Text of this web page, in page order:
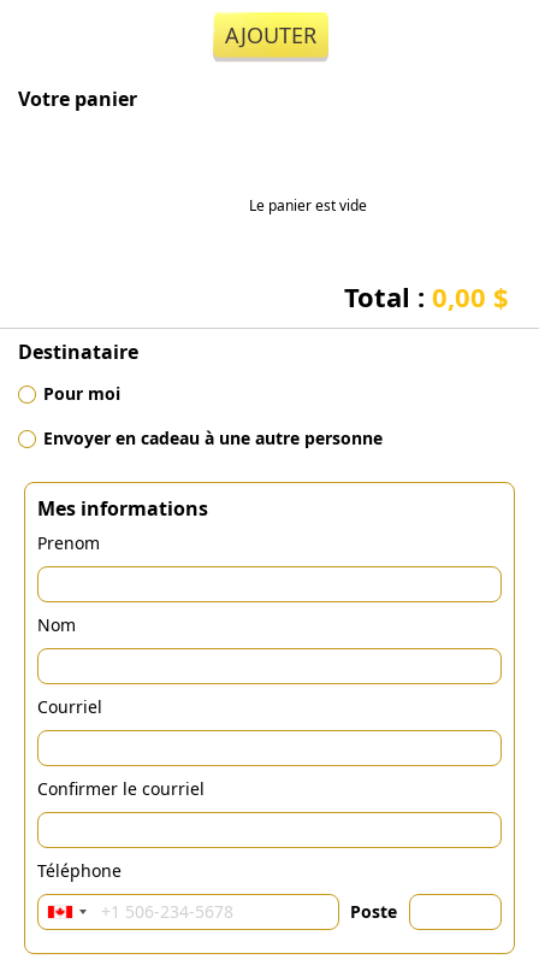
AJOUTER
Votre panier
Le panier est vide
Total : 0,00 $
Destinataire
Pour moi
Envoyer en cadeau à une autre personne
Mes informations
Prenom
Nom
Courriel
Confirmer le courriel
Téléphone
Poste